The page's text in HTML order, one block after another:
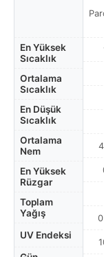
En Yüksek
Sıcaklık
Ortalama
Sıcaklık
En Düşük
Sıcaklık
Ortalama
Nem
En Yüksek
Rüzgar
Toplam
Yağış
UV Endeksi